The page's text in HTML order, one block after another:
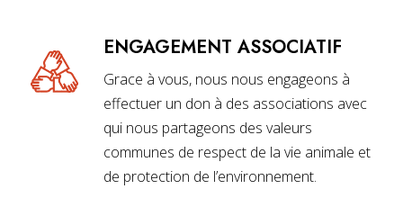
ENGAGEMENT ASSOCIATIF
Grace à vous, nous nous engageons à
effectuer un don à des associations avec
qui nous partageons des valeurs
communes de respect de la vie animale et
de protection de l’environnement.